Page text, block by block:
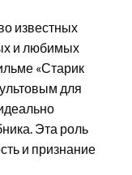
известных
и любимых
«Старик
для
Эта роль
и признание